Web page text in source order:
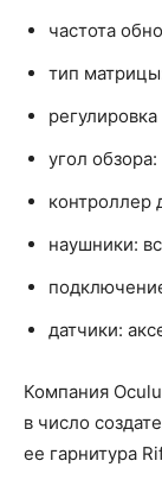
частота
тип
угол обзора:
контроллер
наушники:
датчики:
Компания
в число
ее гарнитура